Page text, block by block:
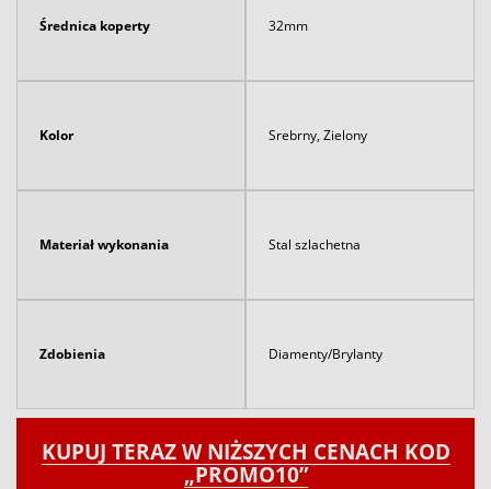
Średnica koperty 32mm
Kolor Srebrny, Zielony
Materiał wykonania Stal szlachetna
Zdobienia Diamenty/Brylanty
KUPUJ TERAZ W NIŻSZYCH CENACH KOD
„PROMO10”